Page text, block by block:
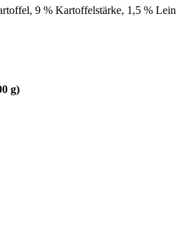
9 % Kartoffelstärke, 1,5 %
g)